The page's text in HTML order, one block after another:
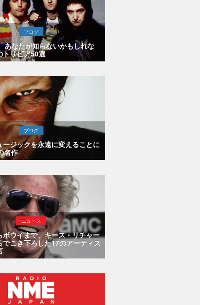
ブログ
あなたが知らないかもしれな
トリビア50選
ブログ
ージックを永遠に変えることに
名作
ニュース
ボウイまで、キース・リチャー
でこき下ろした17のアーティス